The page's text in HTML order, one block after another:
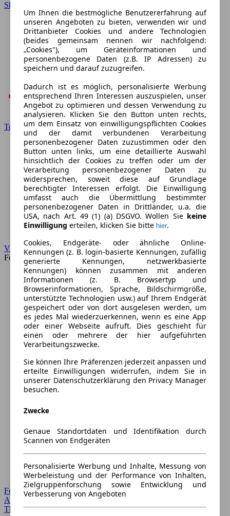
Skoda
Toyota
VW
Forum
Forum Startseite
Alle Auto-Foren
Themen-Forum
Um Ihnen die bestmögliche Benutzererfahrung auf
unseren Angeboten zu bieten, verwenden wir und
Drittanbieter Cookies und andere Technologien
(beides gemeinsam nennen wir nachfolgend:
„Cookies"), um Geräteinformationen und
personenbezogene Daten (z.B. IP Adressen) zu
speichern und darauf zuzugreifen.
Dadurch ist es möglich, personalisierte Werbung
entsprechend Ihren Interessen auszuspielen, unser
Angebot zu optimieren und dessen Verwendung zu
analysieren. Klicken Sie den Button unten rechts,
um dem Einsatz von einwilligungspflichten Cookies
und der damit verbundenen Verarbeitung
personenbezogener Daten zuzustimmen oder den
Button unten links, um eine detaillierte Auswahl
hinsichtlich der Cookies zu treffen oder um der
Verarbeitung personenbezogener Daten zu
widersprechen, soweit diese auf Grundlage
berechtigter Interessen erfolgt. Die Einwilligung
umfasst auch die Übermittlung bestimmter
personenbezogener Daten in Drittländer, u.a. die
USA, nach Art. 49 (1) (a) DSGVO. Wollen Sie keine
Einwilligung erteilen, klicken Sie bitte hier.
Cookies, Endgeräte- oder ähnliche Online-
Kennungen (z. B. login-basierte Kennungen, zufällig
generierte Kennungen, netzwerkbasierte
Kennungen) können zusammen mit anderen
Informationen (z. B. Browsertyp und
Browserinformationen, Sprache, Bildschirmgröße,
unterstützte Technologien usw.) auf Ihrem Endgerät
gespeichert oder von dort ausgelesen werden, um
es jedes Mal wiederzuerkennen, wenn es eine App
oder einer Webseite aufruft. Dies geschieht für
einen oder mehrere der hier aufgeführten
Verarbeitungszwecke.
Sie können Ihre Präferenzen jederzeit anpassen und
erteilte Einwilligungen widerrufen, indem Sie in
unserer Datenschutzerklärung den Privacy Manager
besuchen.
Zwecke
Genaue Standortdaten und Identifikation durch
Scannen von Endgeräten
Personalisierte Werbung und Inhalte, Messung von
Werbeleistung und der Performance von Inhalten,
Zielgruppenforschung sowie Entwicklung und
Verbesserung von Angeboten